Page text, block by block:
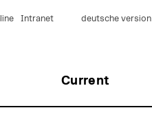
Current
Intranet deutsche version